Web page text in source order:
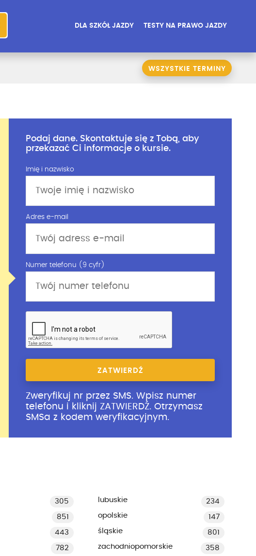
DLA SZKÓŁ JAZDY TESTY NA PRAWO JAZDY
WSZYSTKIE TERMINY
Podaj dane. Skontaktuje się z Tobą, aby
przekazać Ci informacje o kursie.
Imię i nazwisko
Adres e-mail
Numer telefonu (9 cyfr)
ZATWIERDŹ
Zweryfikuj nr przez SMS. Wpisz numer
telefonu i kliknij ZATWIERDŹ. Otrzymasz
SMSa z kodem weryfikacyjnym.
305 lubuskie
234
851 opolskie
147
443 śląskie
801
782 zachodniopomorskie 358